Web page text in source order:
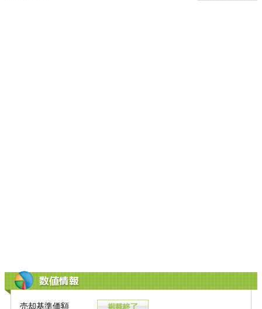
数値情報
売却基準価額